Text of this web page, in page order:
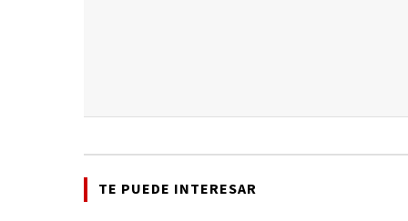
TE PUEDE INTERESAR